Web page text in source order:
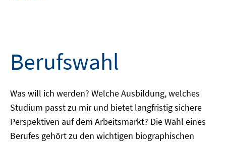
Berufswahl
Was will ich werden? Welche Ausbildung, welches
Studium passt zu mir und bietet langfristig sichere
Perspektiven auf dem Arbeitsmarkt? Die Wahl eines
Berufes gehört zu den wichtigen biographischen